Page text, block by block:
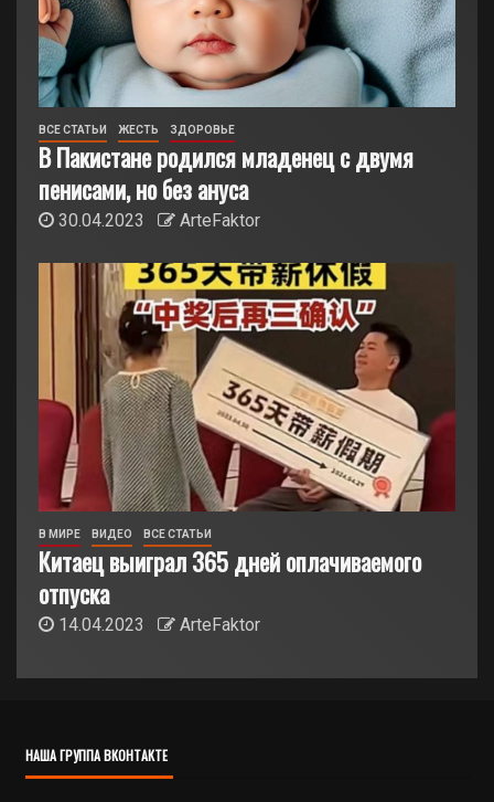
ВСЕ СТАТЬИ ЖЕСТЬ ЗДОРОВЬЕ
В Пакистане родился младенец с двумя
пенисами, но без ануса
30.04.2023 ArteFaktor
В МИРЕ ВИДЕО ВСЕ СТАТЬИ
Китаец выиграл 365 дней оплачиваемого
отпуска
14.04.2023 ArteFaktor
НАША ГРУППА ВКОНТАКТЕ